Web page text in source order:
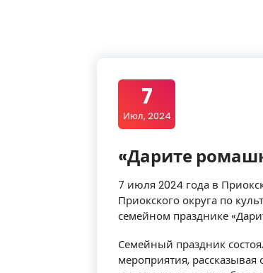
7
Июл, 2024
«Дарите
7 июля 2024 года в
Приокского округа по
семейном празднике
Семейный праздник
мероприятия,